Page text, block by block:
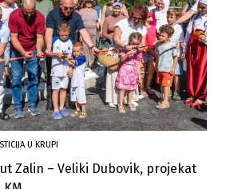
U KRUPI
Zalin – Veliki Dubovik, projekat